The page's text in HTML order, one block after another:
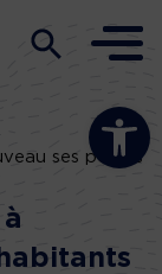
Ouvrir la
ses portes